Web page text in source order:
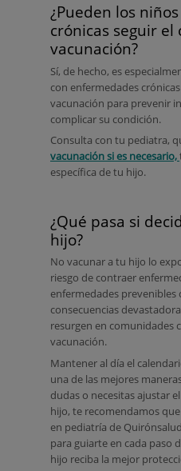
¿Pueden los
crónicas seguir el
vacunación?
Sí, de hecho, es
con enfermedades
vacunación para prevenir
complicar su condición.
Consulta con tu pediatra,
vacunación si es necesario,
específica de tu hijo.
¿Qué pasa si
hijo?
No vacunar a tu hijo lo
riesgo de contraer
enfermedades
consecuencias
resurgen en comunidades
vacunación.
Mantener al día el
una de las mejores
dudas o necesitas ajustar
hijo, te recomendamos
en pediatría de
para guiarte en cada paso
hijo reciba la mejor